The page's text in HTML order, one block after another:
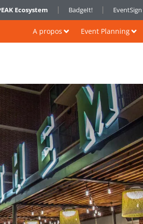
Ecosystem BadgeIt! EventSign
A propos Event Planning